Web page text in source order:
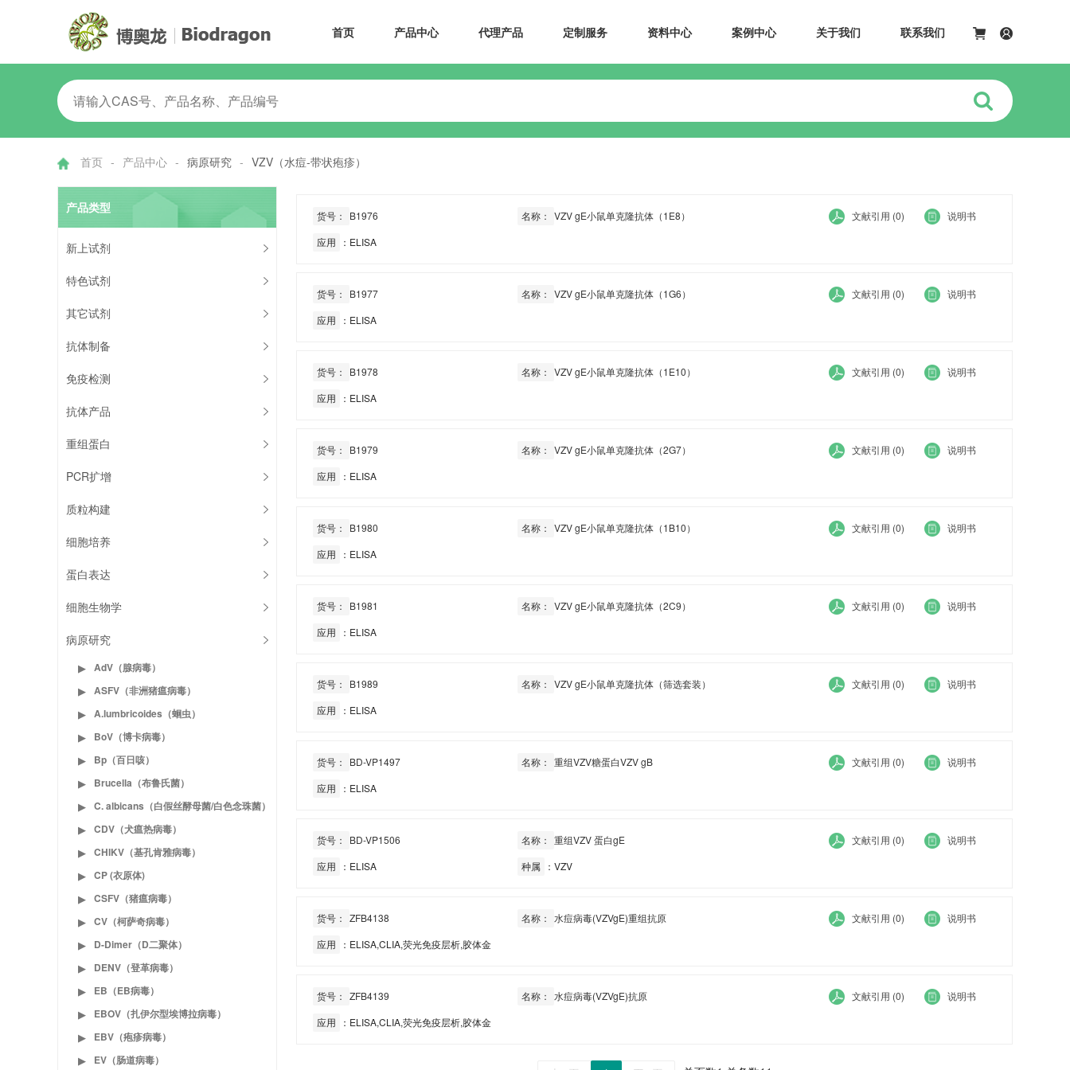
首页 产品中心 代理产品 定制服务 资料中心 案例中心 关于我们 联系我们
首页 - 产品中心 - 病原研究 - VZV（水痘-带状疱疹）
产品类型
新上试剂
特色试剂
其它试剂
抗体制备
免疫检测
抗体产品
重组蛋白
PCR扩增
质粒构建
细胞培养
蛋白表达
细胞生物学
病原研究
▶
AdV（腺病毒）
▶
ASFV（非洲猪瘟病毒）
▶
A.lumbricoides（蛔虫）
▶
BoV（博卡病毒）
▶
Bp（百日咳）
▶
Brucella（布鲁氏菌）
▶
C. albicans（白假丝酵母菌/白色念珠菌）
▶
CDV（犬瘟热病毒）
▶
CHIKV（基孔肯雅病毒）
▶
CP (衣原体)
▶
CSFV（猪瘟病毒）
▶
CV（柯萨奇病毒）
▶
D-Dimer（D二聚体）
▶
DENV（登革病毒）
▶
EB（EB病毒）
▶
EBOV（扎伊尔型埃博拉病毒）
▶
EBV（疱疹病毒）
▶
EV（肠道病毒）
货号： B1976 名称：
VZV gE小鼠单克隆抗体（1E8）
应用
：ELISA
文献引用 (0) 说明书
货号： B1977 名称：
VZV gE小鼠单克隆抗体（1G6）
应用
：ELISA
文献引用 (0) 说明书
货号： B1978 名称：
VZV gE小鼠单克隆抗体（1E10）
应用
：ELISA
文献引用 (0) 说明书
货号： B1979 名称：
VZV gE小鼠单克隆抗体（2G7）
应用
：ELISA
文献引用 (0) 说明书
货号： B1980 名称：
VZV gE小鼠单克隆抗体（1B10）
应用
：ELISA
文献引用 (0) 说明书
货号： B1981 名称：
VZV gE小鼠单克隆抗体（2C9）
应用
：ELISA
文献引用 (0) 说明书
货号： B1989 名称：
VZV gE小鼠单克隆抗体（筛选套装）
应用
：ELISA
文献引用 (0) 说明书
货号： BD-VP1497 名称：
重组VZV糖蛋白VZV gB
应用
：ELISA
文献引用 (0) 说明书
货号： BD-VP1506 名称：
重组VZV 蛋白gE
应用
：ELISA 种属 ：VZV
文献引用 (0) 说明书
货号： ZFB4138 名称：
水痘病毒(VZVgE)重组抗原
应用
：ELISA,CLIA,荧光免疫层析,胶体金
文献引用 (0) 说明书
货号： ZFB4139 名称：
水痘病毒(VZVgE)抗原
应用
：ELISA,CLIA,荧光免疫层析,胶体金
文献引用 (0) 说明书